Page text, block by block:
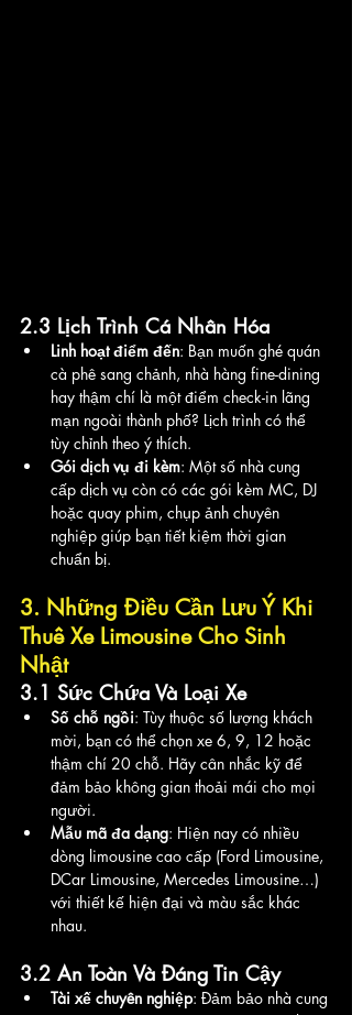
2.3 Lịch Trình Cá Nhân Hóa
Linh hoạt điểm đến: Bạn muốn ghé quán
cà phê sang chảnh, nhà hàng fine-dining
hay thậm chí là một điểm check-in lãng
mạn ngoài thành phố? Lịch trình có thể
tùy chỉnh theo ý thích.
Gói dịch vụ đi kèm: Một số nhà cung
cấp dịch vụ còn có các gói kèm MC, DJ
hoặc quay phim, chụp ảnh chuyên
nghiệp giúp bạn tiết kiệm thời gian
chuẩn bị.
3. Những Điều Cần Lưu Ý Khi
Thuê Xe Limousine Cho Sinh
Nhật
3.1 Sức Chứa Và Loại Xe
Số chỗ ngồi: Tùy thuộc số lượng khách
mời, bạn có thể chọn xe 6, 9, 12 hoặc
thậm chí 20 chỗ. Hãy cân nhắc kỹ để
đảm bảo không gian thoải mái cho mọi
người.
Mẫu mã đa dạng: Hiện nay có nhiều
dòng limousine cao cấp (Ford Limousine,
DCar Limousine, Mercedes Limousine…)
với thiết kế hiện đại và màu sắc khác
nhau.
3.2 An Toàn Và Đáng Tin Cậy
Tài xế chuyên nghiệp: Đảm bảo nhà cung